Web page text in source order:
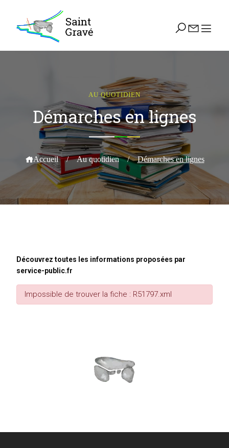
AU QUOTIDIEN
Démarches en lignes
Accueil / Au quotidien / Démarches en lignes
Découvrez toutes les informations proposées par
service-public.fr
Impossible de trouver la fiche : R51797.xml